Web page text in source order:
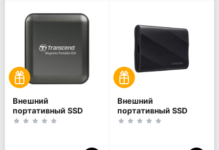
Внешний
портативный SSD
накопитель
Внешний
портативный SSD
накопитель Samsung